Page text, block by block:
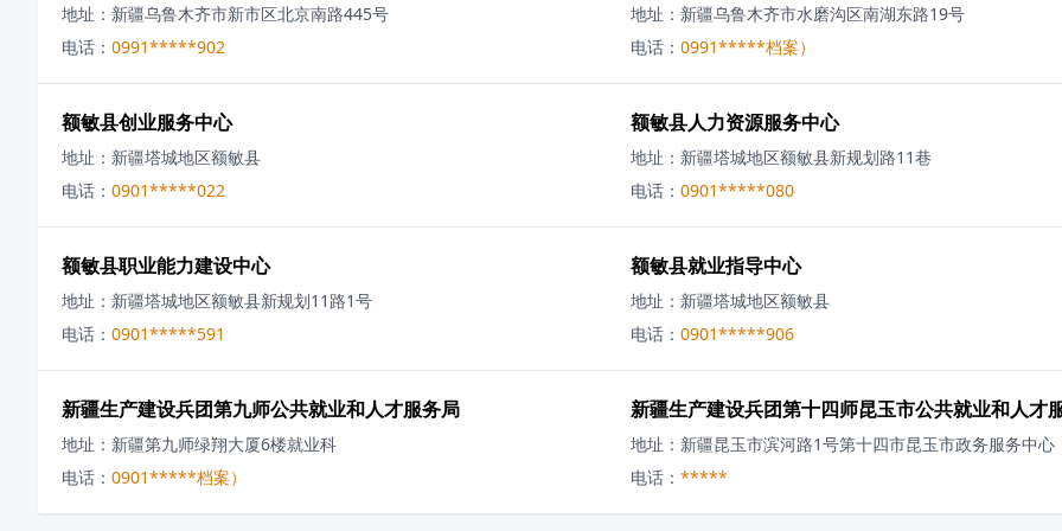
地址： 新疆乌鲁木齐市新市区北京南路445号
电话： 0991*****902
地址： 新疆乌鲁木齐市水磨沟区南湖东路19号
电话： 0991*****档案）
额敏县创业服务中心
地址： 新疆塔城地区额敏县
电话： 0901*****022
额敏县人力资源服务中心
地址： 新疆塔城地区额敏县新规划路11巷
电话： 0901*****080
额敏县职业能力建设中心
地址： 新疆塔城地区额敏县新规划11路1号
电话： 0901*****591
额敏县就业指导中心
地址： 新疆塔城地区额敏县
电话： 0901*****906
新疆生产建设兵团第九师公共就业和人才服务局
地址： 新疆第九师绿翔大厦6楼就业科
电话： 0901*****档案）
新疆生产建设兵团第十四师昆玉市公共就业和人才
地址： 新疆昆玉市滨河路1号第十四市昆玉市政务服务中心
电话： *****